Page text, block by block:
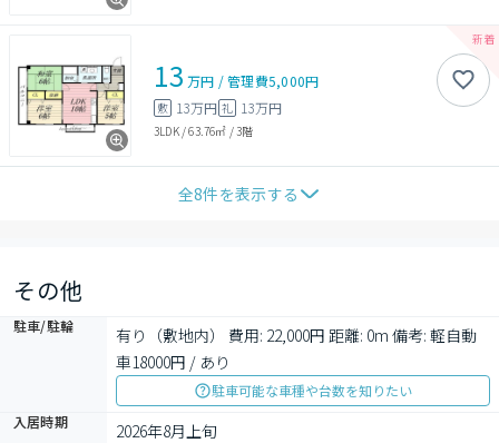
13 万円 /管理費5,000円
敷 13万円 礼 13万円
3LDK/63.76㎡ /3階
全8件を表示する
その他
駐車/駐輪
有り（敷地内） 費用: 22,000円 距離: 0m 備考: 軽自動
車18000円 / あり
駐車可能な車種や台数を知りたい
入居時期
2026年8月上旬